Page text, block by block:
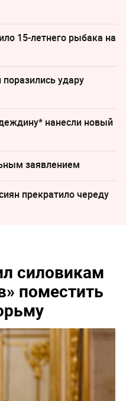
15-летнего рыбака на
удару
нанесли новый
заявлением
прекратило череду
силовикам
поместить